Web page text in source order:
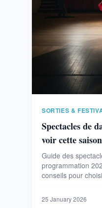
SORTIES &
Spectacles de
voir cette saison
Guide des
programmation
conseils pour
25 January 2026